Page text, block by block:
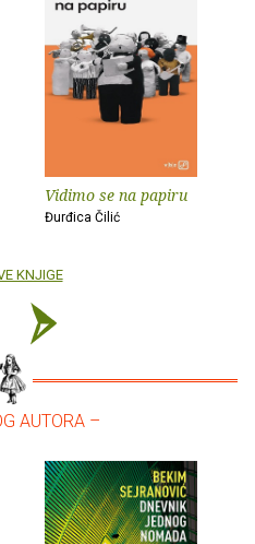
Vidimo se na papiru
Đurđica Čilić
KNJIGE
AUTORA –